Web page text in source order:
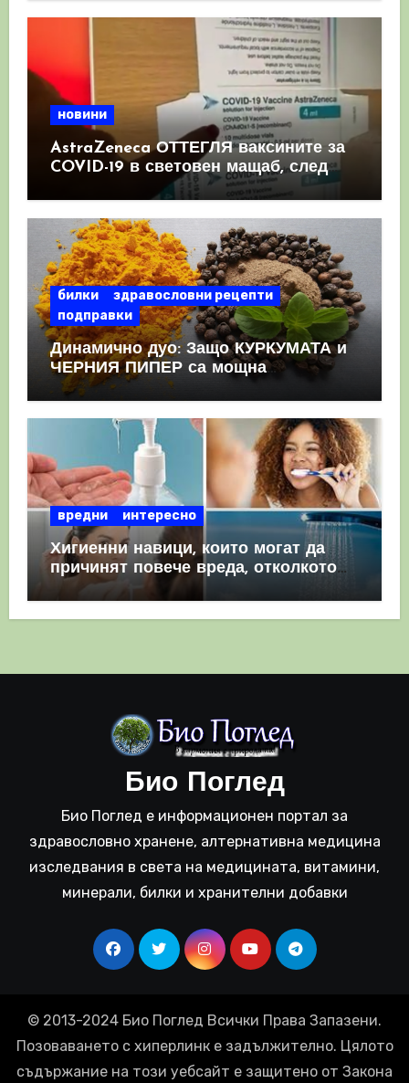
новини
AstraZeneca ОТТЕГЛЯ ваксините за
COVID-19 в световен мащаб, след
като призна, че те причиняват
билки
здравословни рецепти
подправки
Динамично дуо: Защо КУРКУМАТА и
ЧЕРНИЯ ПИПЕР са мощна
комбинация
вредни интересно
Хигиенни навици, които могат да
причинят повече вреда, отколкото
полза
Био Поглед
Био Поглед е информационен портал за
здравословно хранене, алтернативна медицина
изследвания в света на медицината, витамини,
минерали, билки и хранителни добавки
© 2013-2024 Био Поглед Всички Права Запазени.
Позоваването с хиперлинк е задължително. Цялото
съдържание на този уебсайт е защитено от Закона